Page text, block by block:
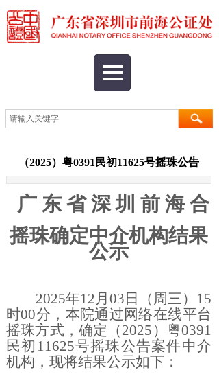
（2025）粤0391民初11625号摇珠公告
广 东 省 深 圳 前 海 合
摇珠确定中介机构结果
公示
2025年12月03 日（周三）15
时00分，本院通过网络在线平台
摇珠方式，确定（2025）粤0391
民初11625号摇珠公告案件中介
机构，现将结果公示如下：